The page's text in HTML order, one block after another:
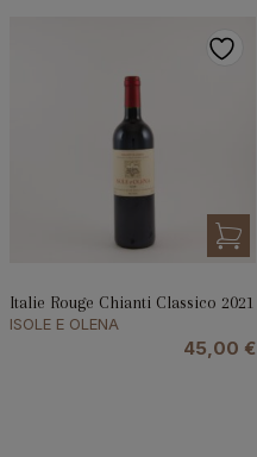
Italie Rouge Chianti Classico 2021
ISOLE E OLENA
45,00 €